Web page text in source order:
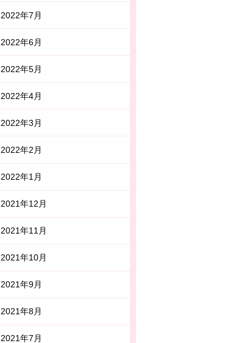
2022年7月
2022年6月
2022年5月
2022年4月
2022年3月
2022年2月
2022年1月
2021年12月
2021年11月
2021年10月
2021年9月
2021年8月
2021年7月